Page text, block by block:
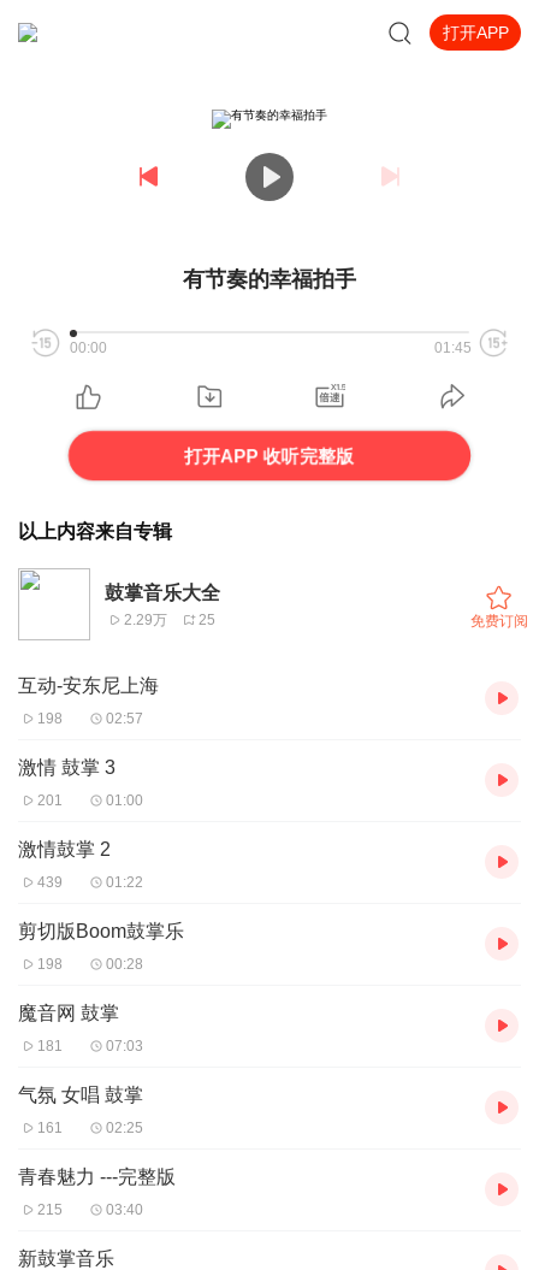
打开APP
有节奏的幸福拍手
00:00 01:45
打开APP 收听完整版
以上内容来自专辑
鼓掌音乐大全
2.29万 25 免费订阅
互动-安东尼上海
198 02:57
激情 鼓掌 3
201 01:00
激情鼓掌 2
439 01:22
剪切版Boom鼓掌乐
198 00:28
魔音网 鼓掌
181 07:03
气氛 女唱 鼓掌
161 02:25
青春魅力 ---完整版
215 03:40
新鼓掌音乐